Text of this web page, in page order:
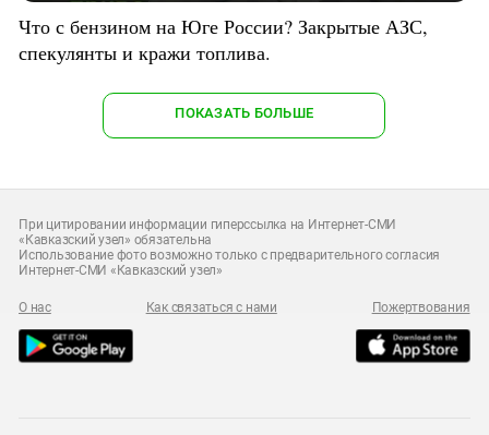
Что с бензином на Юге России? Закрытые АЗС,
спекулянты и кражи топлива.
ПОКАЗАТЬ БОЛЬШЕ
При цитировании информации гиперссылка на Интернет-СМИ
«Кавказский узел» обязательна
Использование фото возможно только с предварительного согласия
Интернет-СМИ «Кавказский узел»
О нас Как связаться с нами Пожертвования